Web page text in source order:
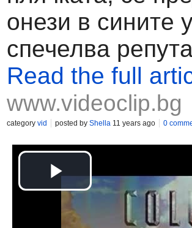
онези в сините
спечелва
Read the full
www.videoclip.bg
category vid posted by Shella 11 years ago 0